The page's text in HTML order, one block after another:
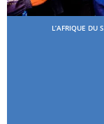
L’AFRIQUE DU